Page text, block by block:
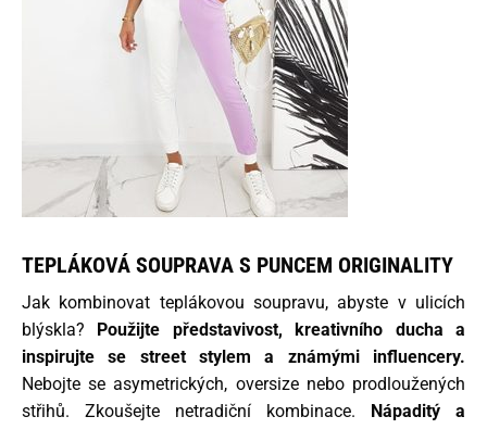
TEPLÁKOVÁ SOUPRAVA S PUNCEM ORIGINALITY
Jak kombinovat teplákovou soupravu, abyste v ulicích
blýskla? Použijte představivost, kreativního ducha a
inspirujte se street stylem a známými influencery.
Nebojte se asymetrických, oversize nebo prodloužených
střihů. Zkoušejte netradiční kombinace. Nápaditý a